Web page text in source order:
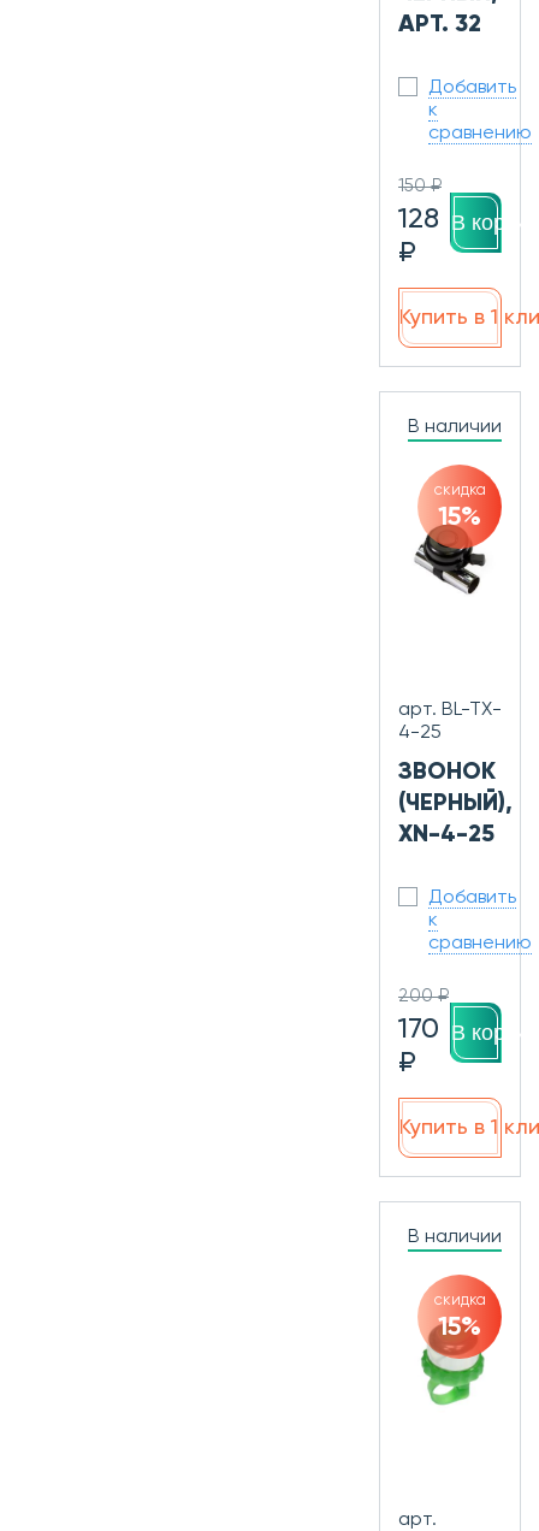
АРТ. 32
Добавить
к
сравнению
150 ₽
128
₽
В
Купить в 1
В наличии
скидка
15%
арт. BL-TX-
4-25
ЗВОНОК
(ЧЕРНЫЙ),
XN-4-25
Добавить
к
сравнению
200 ₽
170
₽
В
Купить в 1
В наличии
скидка
15%
арт.